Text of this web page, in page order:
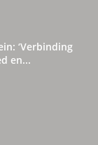
‘Verbinding
en...